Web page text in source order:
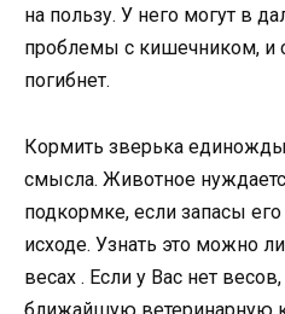
на пользу. У него могут в
проблемы с кишечником, и
погибнет.
Кормить зверька
смысла. Животное
подкормке, если запасы
исходе. Узнать это можно
весах . Если у Вас нет
ближайшую ветеринарную